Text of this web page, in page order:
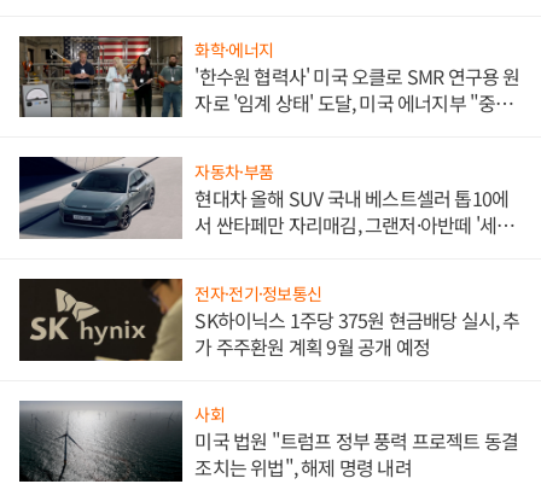
화학·에너지
'한수원 협력사' 미국 오클로 SMR 연구용 원
자로 '임계 상태' 도달, 미국 에너지부 "중요
자동차·부품
현대차 올해 SUV 국내 베스트셀러 톱10에
서 싼타페만 자리매김, 그랜저·아반떼 '세단
전자·전기·정보통신
SK하이닉스 1주당 375원 현금배당 실시, 추
가 주주환원 계획 9월 공개 예정
사회
미국 법원 "트럼프 정부 풍력 프로젝트 동결
조치는 위법", 해제 명령 내려